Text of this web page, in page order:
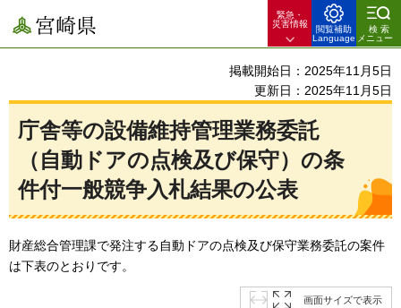
宮崎県
緊急・
災害情報
閲覧補助
Language
検索
メニュー
掲載開始日：2025年11月5日
更新日：2025年11月5日
庁舎等の設備維持管理業務委託
（自動ドアの点検及び保守）の条
件付一般競争入札結果の公表
財産総合管理課で発注する自動ドアの点検及び保守業務委託の案件
は下表のとおりです。
画面サイズで表示